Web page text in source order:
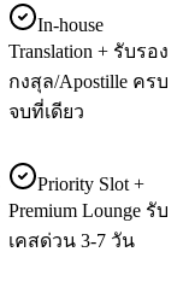
In-house
Translation + รับรอง
กงสุล/Apostille ครบ
จบที่เดียว
Priority Slot +
Premium Lounge รับ
เคสด่วน 3-7 วัน